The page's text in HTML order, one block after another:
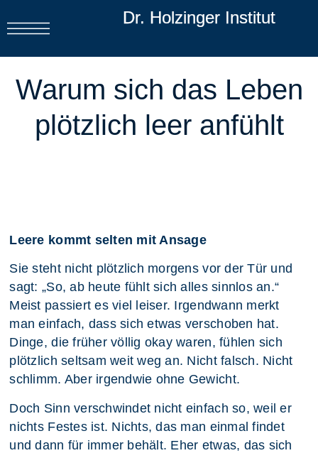
Dr. Holzinger Institut
Warum sich das Leben
plötzlich leer anfühlt
Leere kommt selten mit Ansage
Sie steht nicht plötzlich morgens vor der Tür und
sagt: „So, ab heute fühlt sich alles sinnlos an.“
Meist passiert es viel leiser. Irgendwann merkt
man einfach, dass sich etwas verschoben hat.
Dinge, die früher völlig okay waren, fühlen sich
plötzlich seltsam weit weg an. Nicht falsch. Nicht
schlimm. Aber irgendwie ohne Gewicht.
Doch Sinn verschwindet nicht einfach so, weil er
nichts Festes ist. Nichts, das man einmal findet
und dann für immer behält. Eher etwas, das sich